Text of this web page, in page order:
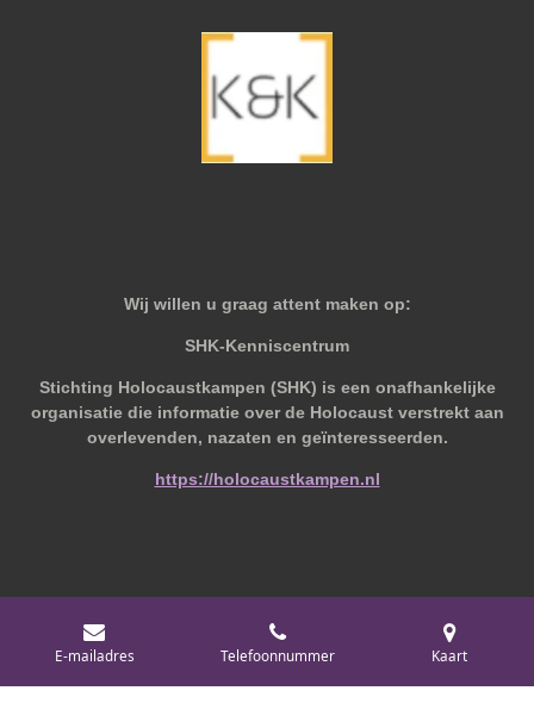
Wij willen u graag attent maken op:
SHK-Kenniscentrum
Stichting Holocaustkampen (SHK) is een onafhankelijke
organisatie die informatie over de Holocaust verstrekt aan
overlevenden, nazaten en geïnteresseerden.
https://holocaustkampen.nl
© 2019 - 2026 Behoudvanoud
Powered byJouwWeb
E-mailadres Telefoonnummer Kaart